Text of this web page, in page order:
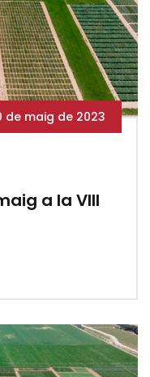
de maig de 2023
a la VIII